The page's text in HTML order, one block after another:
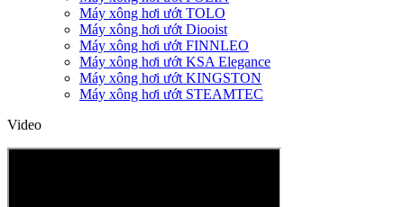
Máy xông hơi ướt TOLO
Máy xông hơi ướt Diooist
Máy xông hơi ướt FINNLEO
Máy xông hơi ướt KSA Elegance
Máy xông hơi ướt KINGSTON
Máy xông hơi ướt STEAMTEC
Video